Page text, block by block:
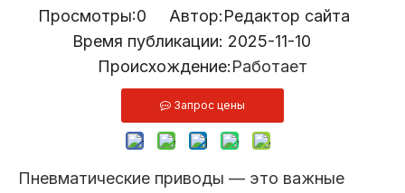
Просмотры:0 Автор:Pедактор сайта
Время публикации: 2025-11-10
Происхождение:Работает
Запрос цены
Пневматические приводы — это важные